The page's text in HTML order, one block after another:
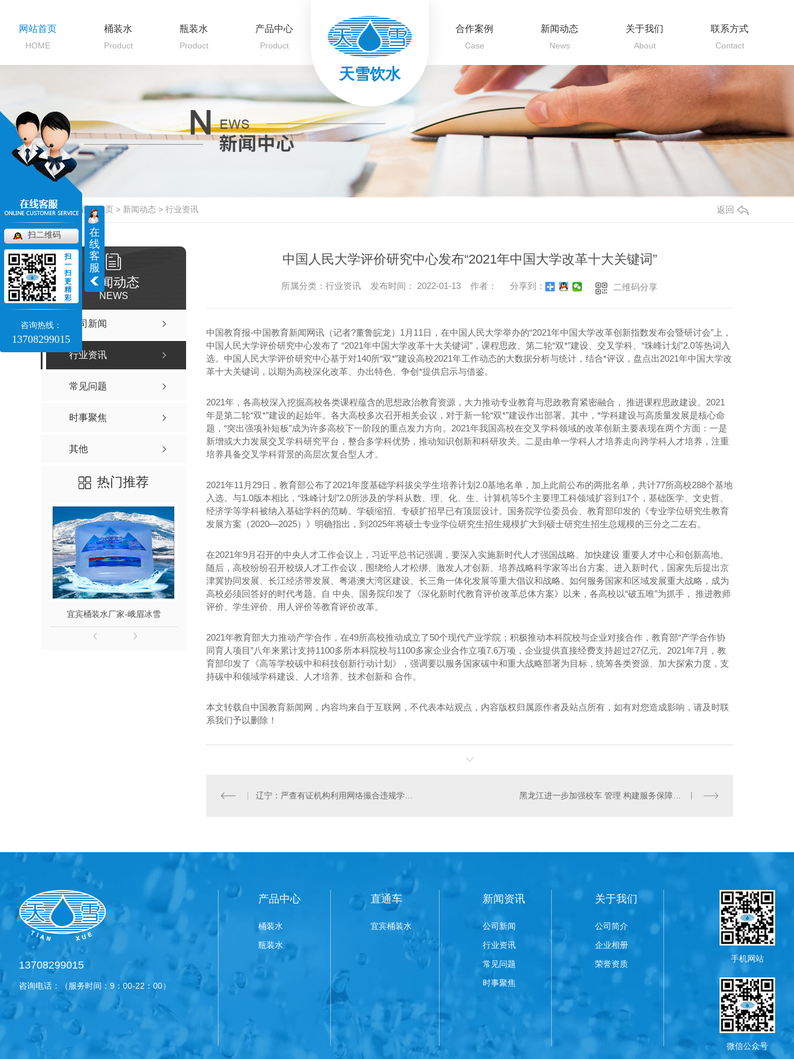
天雪饮水
网站首页
HOME
桶装水
Product
瓶装水
Product
产品中心
Product
合作案例
Case
新闻动态
News
关于我们
About
联系方式
Contact
当前位置：首页 > 新闻动态 > 行业资讯 返回
新闻动态
NEWS
公司新闻
行业资讯
常见问题
时事聚焦
其他
热门推荐
宜宾桶装水厂家-峨眉冰雪 宜宾桶装水-竹海山泉冰泉水 宜宾桶装水-竹海山泉纯净水
中国人民大学评价研究中心发布“2021年中国大学改革十大关键词”
所属分类：行业资讯 发布时间： 2022-01-13 作者： 分享到： 二维码分享
中国教育报-中国教育新闻网讯（记者?董鲁皖龙）1月11日，在中国人民大学举办的“2021年中国大学改革创新指数发布会暨研讨会”上，
中国人民大学评价研究中心发布了 “2021年中国大学改革十大关键词”，课程思政、第二轮“双*”建设、交叉学科、“珠峰计划”2.0等热词入
选。中国人民大学评价研究中心基于对140所“双*”建设高校2021年工作动态的大数据分析与统计，结合*评议，盘点出2021年中国大学改
革十大关键词，以期为高校深化改革、办出特色、争创*提供启示与借鉴。
2021年，各高校深入挖掘高校各类课程蕴含的思想政治教育资源，大力推动专业教育与思政教育紧密融合， 推进课程思政建设。2021
年是第二轮“双*”建设的起始年。各大高校多次召开相关会议，对于新一轮“双*”建设作出部署。其中，*学科建设与高质量发展是核心命
题，“突出强项补短板”成为许多高校下一阶段的重点发力方向。2021年我国高校在交叉学科领域的改革创新主要表现在两个方面：一是
新增或大力发展交叉学科研究平台，整合多学科优势，推动知识创新和科研攻关。二是由单一学科人才培养走向跨学科人才培养，注重
培养具备交叉学科背景的高层次复合型人才。
2021年11月29日，教育部公布了2021年度基础学科拔尖学生培养计划2.0基地名单，加上此前公布的两批名单，共计77所高校288个基地
入选。与1.0版本相比，“珠峰计划”2.0所涉及的学科从数、理、化、生、计算机等5个主要理工科领域扩容到17个，基础医学、文史哲、
经济学等学科被纳入基础学科的范畴。学硕缩招、专硕扩招早已有顶层设计。国务院学位委员会、教育部印发的《专业学位研究生教育
发展方案（2020—2025）》明确指出，到2025年将硕士专业学位研究生招生规模扩大到硕士研究生招生总规模的三分之二左右。
在2021年9月召开的中央人才工作会议上，习近平总书记强调，要深入实施新时代人才强国战略、加快建设 重要人才中心和创新高地。
随后，高校纷纷召开校级人才工作会议，围绕给人才松绑、激发人才创新、培养战略科学家等出台方案。进入新时代，国家先后提出京
津冀协同发展、长江经济带发展、粤港澳大湾区建设、长三角一体化发展等重大倡议和战略。如何服务国家和区域发展重大战略，成为
高校必须回答好的时代考题。自 中央、国务院印发了《深化新时代教育评价改革总体方案》以来，各高校以“破五唯”为抓手， 推进教师
评价、学生评价、用人评价等教育评价改革。
2021年教育部大力推动产学合作，在49所高校推动成立了50个现代产业学院；积极推动本科院校与企业对接合作，教育部“产学合作协
同育人项目”八年来累计支持1100多所本科院校与1100多家企业合作立项7.6万项，企业提供直接经费支持超过27亿元。2021年7月，教
育部印发了《高等学校碳中和科技创新行动计划》，强调要以服务国家碳中和重大战略部署为目标，统筹各类资源、加大探索力度，支
持碳中和领域学科建设、人才培养、技术创新和 合作。
本文转载自中国教育新闻网，内容均来自于互联网，不代表本站观点，内容版权归属原作者及站点所有，如有对您造成影响，请及时联
系我们予以删除！
辽宁：严查有证机构利用网络撮合违规学科类培训 黑龙江进一步加强校车 管理 构建服务保障体系
13708299015
咨询电话：（服务时间：9：00-22：00）
产品中心
桶装水
瓶装水
直通车
宜宾桶装水
新闻资讯
公司新闻
行业资讯
常见问题
时事聚焦
关于我们
公司简介
企业相册
荣誉资质
手机网站
微信公众号
在
线
客
服
扫二维码
扫
一
扫
更
精
彩
咨询热线：
13708299015